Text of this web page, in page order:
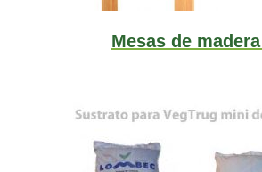
Mesas de madera